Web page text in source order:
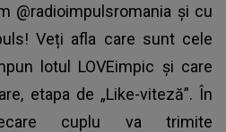
@radioimpulsromania și cu
Veți afla care sunt cele
lotul LOVEimpic și care
etapa de „Like-viteză”. În
cuplu va trimite